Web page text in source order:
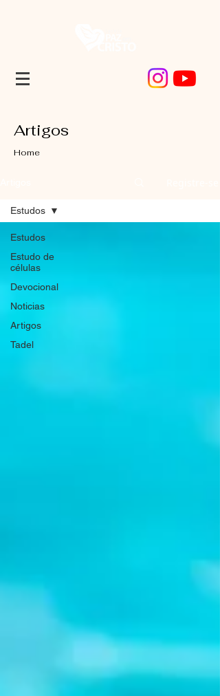
Artigos
Home
Estudos
Estudo de
células
Devocional
Noticias
Artigos
Tadel
Estudos